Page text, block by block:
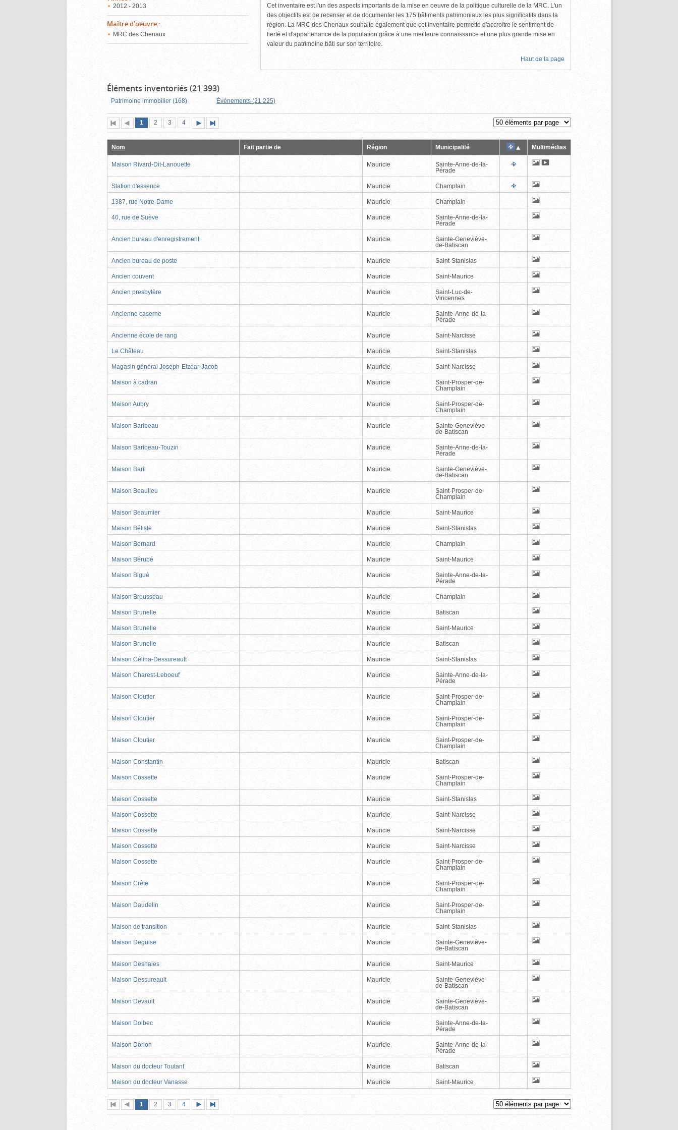
2012 - 2013
Maître d'oeuvre :
MRC des Chenaux
Cet inventaire est l'un des aspects importants de la mise en oeuvre de la politique culturelle de la MRC. L'un
des objectifs est de recenser et de documenter les 175 bâtiments patrimoniaux les plus significatifs dans la
région. La MRC des Chenaux souhaite également que cet inventaire permette d'accroître le sentiment de
fierté et d'appartenance de la population grâce à une meilleure connaissance et une plus grande mise en
valeur du patrimoine bâti sur son territoire.
Haut de la page
Éléments inventoriés (21 393)
Patrimoine immobilier (168) Événements (21 225)
Première
page
Page
précédente
Page
1 (page
actuelle)
Page
2 Page
3 Page
4
suivante
page
Nom Fait partie de Région Municipalité Multimédias
Maison Rivard-Dit-Lanouette Mauricie
Sainte-Anne-de-la-
Pérade
Station d'essence Mauricie Champlain
1387, rue Notre-Dame Mauricie Champlain
40, rue de Suève Mauricie
Sainte-Anne-de-la-
Pérade
Ancien bureau d'enregistrement Mauricie
Sainte-Geneviève-
de-Batiscan
Ancien bureau de poste Mauricie Saint-Stanislas
Ancien couvent Mauricie Saint-Maurice
Ancien presbytère Mauricie
Saint-Luc-de-
Vincennes
Ancienne caserne Mauricie
Sainte-Anne-de-la-
Pérade
Ancienne école de rang Mauricie Saint-Narcisse
Le Château Mauricie Saint-Stanislas
Magasin général Joseph-Elzéar-Jacob Mauricie Saint-Narcisse
Maison à cadran Mauricie
Saint-Prosper-de-
Champlain
Maison Aubry Mauricie
Saint-Prosper-de-
Champlain
Maison Baribeau Mauricie
Sainte-Geneviève-
de-Batiscan
Maison Baribeau-Touzin Mauricie
Sainte-Anne-de-la-
Pérade
Maison Baril Mauricie
Sainte-Geneviève-
de-Batiscan
Maison Beaulieu Mauricie
Saint-Prosper-de-
Champlain
Maison Beaumier Mauricie Saint-Maurice
Maison Bélisle Mauricie Saint-Stanislas
Maison Bernard Mauricie Champlain
Maison Bérubé Mauricie Saint-Maurice
Maison Bigué Mauricie
Sainte-Anne-de-la-
Pérade
Maison Brousseau Mauricie Champlain
Maison Brunelle Mauricie Batiscan
Maison Brunelle Mauricie Saint-Maurice
Maison Brunelle Mauricie Batiscan
Maison Célina-Dessureault Mauricie Saint-Stanislas
Maison Charest-Leboeuf Mauricie
Sainte-Anne-de-la-
Pérade
Maison Cloutier Mauricie
Saint-Prosper-de-
Champlain
Maison Cloutier Mauricie
Saint-Prosper-de-
Champlain
Maison Cloutier Mauricie
Saint-Prosper-de-
Champlain
Maison Constantin Mauricie Batiscan
Maison Cossette Mauricie
Saint-Prosper-de-
Champlain
Maison Cossette Mauricie Saint-Stanislas
Maison Cossette Mauricie Saint-Narcisse
Maison Cossette Mauricie Saint-Narcisse
Maison Cossette Mauricie Saint-Narcisse
Maison Cossette Mauricie
Saint-Prosper-de-
Champlain
Maison Crête Mauricie
Saint-Prosper-de-
Champlain
Maison Daudelin Mauricie
Saint-Prosper-de-
Champlain
Maison de transition Mauricie Saint-Stanislas
Maison Deguise Mauricie
Sainte-Geneviève-
de-Batiscan
Maison Deshaies Mauricie Saint-Maurice
Maison Dessureault Mauricie
Sainte-Geneviève-
de-Batiscan
Maison Devault Mauricie
Sainte-Geneviève-
de-Batiscan
Maison Dolbec Mauricie
Sainte-Anne-de-la-
Pérade
Maison Dorion Mauricie
Sainte-Anne-de-la-
Pérade
Maison du docteur Toutant Mauricie Batiscan
Maison du docteur Vanasse Mauricie Saint-Maurice
Première
page
Page
précédente
Page
1 (page
actuelle)
Page
2 Page
3 Page
4
suivante
page